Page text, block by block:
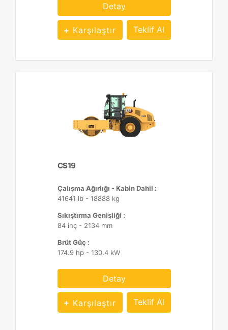
Detay
Karşılaştır Teklif Al
CS19
Çalışma Ağırlığı - Kabin Dahil :
41641 lb - 18888 kg
Sıkıştırma Genişliği :
84 inç - 2134 mm
Brüt Güç :
174.9 hp - 130.4 kW
Detay
Karşılaştır Teklif Al